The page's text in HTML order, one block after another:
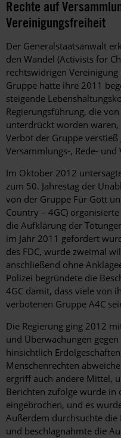
Rechte auf
Vereinigungsfreiheit
Der Generalstaatsanwalt
den Wandel (Activists for
rechtswidrigen
Gruppe hatte ihre 2011
steigende
Regierungsführung, die
unterdrückt worden
Verbot der Gruppe verstieß
Versammlungs-, Rede-
Im Oktober 2012
zum 50. Jahrestag der
von der Gruppe Für Gott
Country – 4GC)
die Aufklärung der
im Jahr 2011 gefordert
des FDC, wurde zweimal
anschließend ohne
Polizei begründete die
4GC damit, dass viele von
verbotenen Gruppe A4C
Die Regierung ging 2012
und Überwachungen
hinsichtlich
Menschenrechten
ergriff auch andere Mittel,
Berichten zufolge wurde in
eingebrochen, und es
Außerdem durchsuchte
und beschlagnahmte die